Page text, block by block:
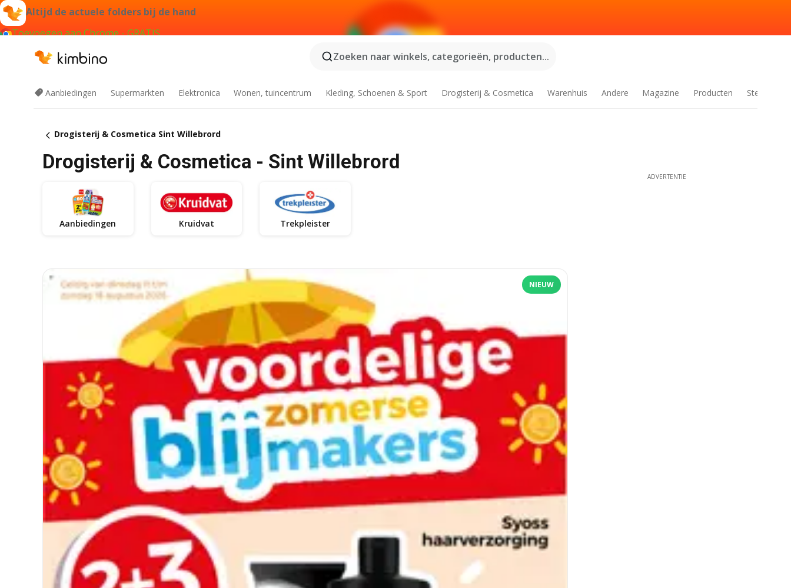
Altijd de actuele folders bij de hand
Toevoegen aan Chrome - GRATIS
Zoeken naar winkels, categorieën, producten...
Aanbiedingen Supermarkten Elektronica Wonen, tuincentrum Kleding, Schoenen & Sport Drogisterij & Cosmetica Warenhuis Andere Magazine Producten Steden
Drogisterij & Cosmetica Sint Willebrord
Drogisterij & Cosmetica - Sint Willebrord
Aanbiedingen Kruidvat Trekpleister
NIEUW
ADVERTENTIE